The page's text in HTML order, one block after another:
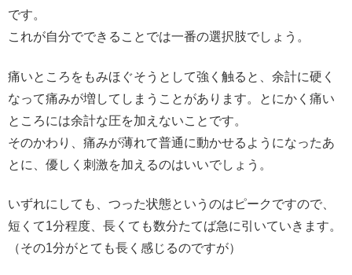
です。
これが自分でできることでは一番の選択肢でしょう。
痛いところをもみほぐそうとして強く触ると、余計に硬く
なって痛みが増してしまうことがあります。とにかく痛い
ところには余計な圧を加えないことです。
そのかわり、痛みが薄れて普通に動かせるようになったあ
とに、優しく刺激を加えるのはいいでしょう。
いずれにしても、つった状態というのはピークですので、
短くて1分程度、長くても数分たてば急に引いていきます。
（その1分がとても長く感じるのですが）